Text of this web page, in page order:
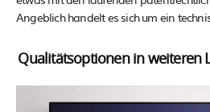
Angeblich handelt es sich um ein
Qualitätsoptionen in weiteren